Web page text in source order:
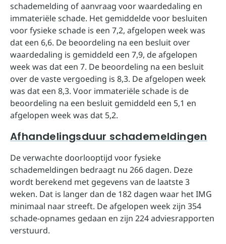
schademelding of aanvraag voor waardedaling en
immateriële schade. Het gemiddelde voor besluiten
voor fysieke schade is een 7,2, afgelopen week was
dat een 6,6. De beoordeling na een besluit over
waardedaling is gemiddeld een 7,9, de afgelopen
week was dat een 7. De beoordeling na een besluit
over de vaste vergoeding is 8,3. De afgelopen week
was dat een 8,3. Voor immateriële schade is de
beoordeling na een besluit gemiddeld een 5,1 en
afgelopen week was dat 5,2.
Afhandelingsduur schademeldingen
De verwachte doorlooptijd voor fysieke
schademeldingen bedraagt nu 266 dagen. Deze
wordt berekend met gegevens van de laatste 3
weken. Dat is langer dan de 182 dagen waar het IMG
minimaal naar streeft. De afgelopen week zijn 354
schade-opnames gedaan en zijn 224 adviesrapporten
verstuurd.